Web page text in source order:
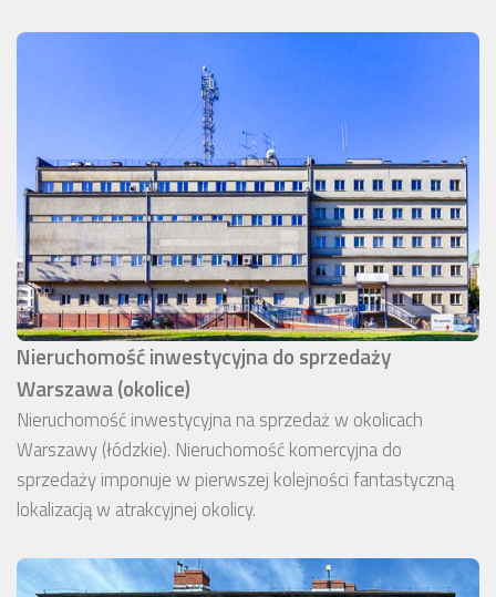
Nieruchomość inwestycyjna do sprzedaży
Warszawa (okolice)
Nieruchomość inwestycyjna na sprzedaż w okolicach
Warszawy (łódzkie). Nieruchomość komercyjna do
sprzedaży imponuje w pierwszej kolejności fantastyczną
lokalizacją w atrakcyjnej okolicy.